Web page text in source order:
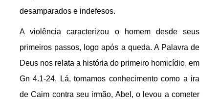
desamparados e indefesos.
A violência caracterizou o homem desde seus
primeiros passos, logo após a queda. A Palavra de
Deus nos relata a história do primeiro homicídio, em
Gn 4.1-24. Lá, tomamos conhecimento como a ira
de Caim contra seu irmão, Abel, o levou a cometer